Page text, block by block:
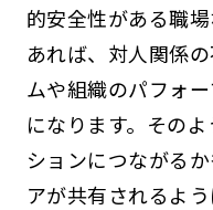
的安全性がある職
あれば、対人関係
ムや組織のパフォ
になります。その
ションにつながる
アが共有されるよ